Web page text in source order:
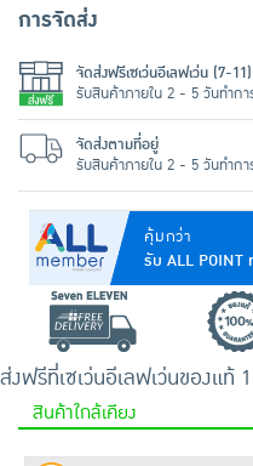
คุ้มกว่า
รับ ALL POINT
การจัดส่ง
จัดส่งฟรีเซเว่นอีเลฟเว่น (7-11)
รับสินค้าภายใน 2 - 5 วันทำกา
จัดส่งตามที่อยู่
รับสินค้าภายใน 2 - 5 วันทำกา
ส่งฟรีที่เซเว่นอีเลฟเว่นของแท้
สินค้าใกล้เคียง